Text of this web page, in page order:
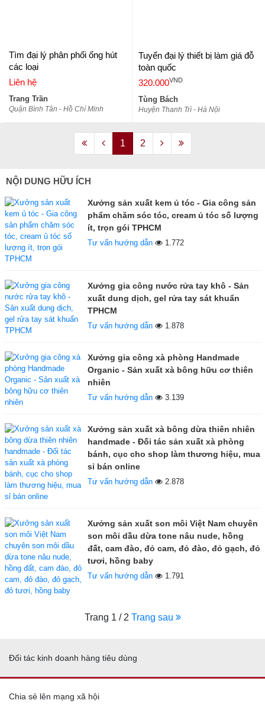
Tìm đại lý phân phối ống hút
các loại
Liên hệ
Trang Trần
Quận Bình Tân - Hồ Chí Minh
Tuyển đại lý thiết bị làm giá đỗ
toàn quốc
320.000VND
Tùng Bách
Huyện Thanh Trì - Hà Nội
1 2
NỘI DUNG HỮU ÍCH
Xưởng sản xuất kem ủ tóc - Gia công sản
phẩm chăm sóc tóc, cream ủ tóc số lượng
ít, trọn gói TPHCM
Tư vấn hướng dẫn 1.772
Xưởng gia công nước rửa tay khô - Sản
xuất dung dịch, gel rửa tay sát khuẩn
TPHCM
Tư vấn hướng dẫn 1.878
Xưởng gia công xà phòng Handmade
Organic - Sản xuất xà bông hữu cơ thiên
nhiên
Tư vấn hướng dẫn 3.139
Xưởng sản xuất xà bông dừa thiên nhiên
handmade - Đối tác sản xuất xà phòng
bánh, cục cho shop làm thương hiệu, mua
sỉ bán online
Tư vấn hướng dẫn 2.878
Xưởng sản xuất son môi Việt Nam chuyên
son môi dầu dừa tone nâu nude, hồng
đất, cam đào, đỏ cam, đỏ đào, đỏ gạch, đỏ
tươi, hồng baby
Tư vấn hướng dẫn 1.791
Trang 1 / 2 Trang sau
Đối tác kinh doanh hàng tiêu dùng
Chia sẻ lên mạng xã hội